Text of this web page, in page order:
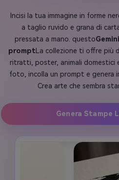
Incisi la tua immagine in forme
a taglio ruvido e grana di
pressata a mano. questo
promptLa collezione ti offre più
ritratti, poster, animali domestici
foto, incolla un prompt e genera
Crea arte che sembra
Genera Stampe